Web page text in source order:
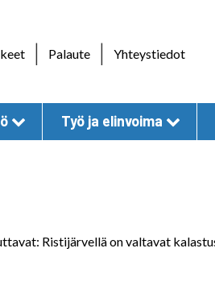
| Palaute | Yhteystiedot
Työ ja elinvoima
Ristijärvellä on valtavat